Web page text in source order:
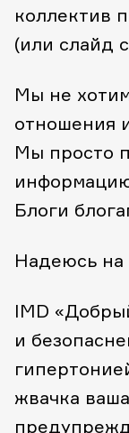
коллектив
(или слайд
Мы не
отношения
Мы просто
Блоги
Надеюсь
IMD
и
жвачка